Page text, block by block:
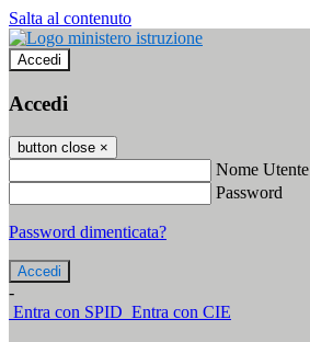
Salta al contenuto
Accedi
Accedi
button close ×
Nome Utente
Password
Password dimenticata?
-
Entra con SPID Entra con CIE